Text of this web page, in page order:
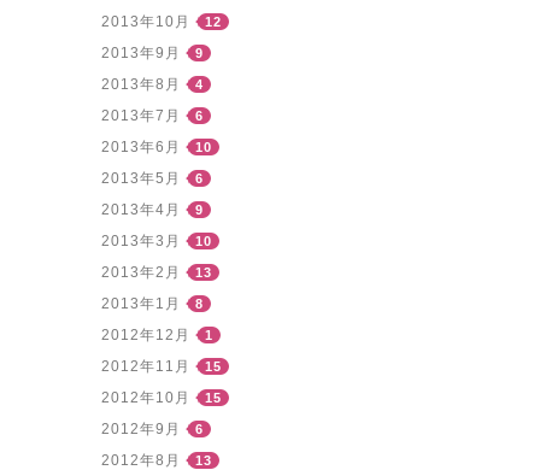
2013年10月 12
2013年9月 9
2013年8月 4
2013年7月 6
2013年6月 10
2013年5月 6
2013年4月 9
2013年3月 10
2013年2月 13
2013年1月 8
2012年12月 1
2012年11月 15
2012年10月 15
2012年9月 6
2012年8月 13